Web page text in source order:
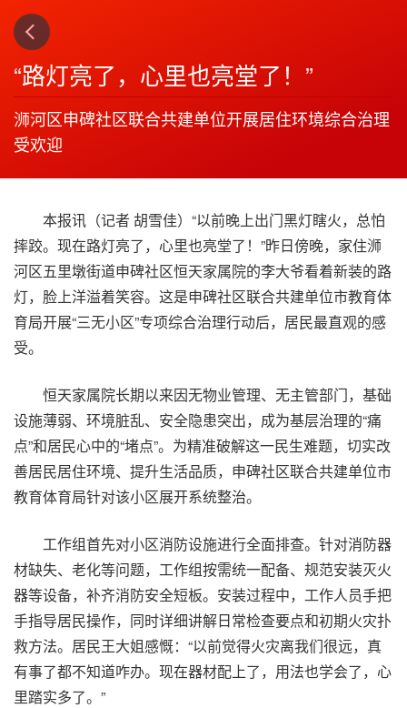
“路灯亮了，心里也亮堂了！”
浉河区申碑社区联合共建单位开展居住环境综合治理
受欢迎
本报讯（记者 胡雪佳）“以前晚上出门黑灯瞎火，总怕
摔跤。现在路灯亮了，心里也亮堂了！”昨日傍晚，家住浉
河区五里墩街道申碑社区恒天家属院的李大爷看着新装的路
灯，脸上洋溢着笑容。这是申碑社区联合共建单位市教育体
育局开展“三无小区”专项综合治理行动后，居民最直观的感
受。
恒天家属院长期以来因无物业管理、无主管部门，基础
设施薄弱、环境脏乱、安全隐患突出，成为基层治理的“痛
点”和居民心中的“堵点”。为精准破解这一民生难题，切实改
善居民居住环境、提升生活品质，申碑社区联合共建单位市
教育体育局针对该小区展开系统整治。
工作组首先对小区消防设施进行全面排查。针对消防器
材缺失、老化等问题，工作组按需统一配备、规范安装灭火
器等设备，补齐消防安全短板。安装过程中，工作人员手把
手指导居民操作，同时详细讲解日常检查要点和初期火灾扑
救方法。居民王大姐感慨：“以前觉得火灾离我们很远，真
有事了都不知道咋办。现在器材配上了，用法也学会了，心
里踏实多了。”